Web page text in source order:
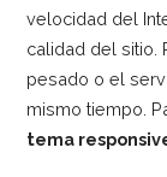
velocidad del
calidad del sitio.
pesado o el
mismo tiempo.
tema